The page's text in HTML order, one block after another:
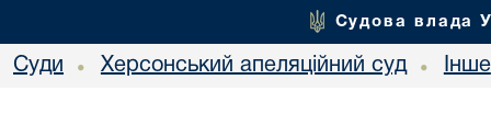
Судова влада
Суди • Херсонський апеляційний суд • Інше